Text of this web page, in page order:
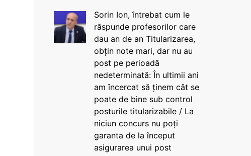
Sorin Ion, întrebat cum le
răspunde profesorilor care
dau an de an Titularizarea,
obțin note mari, dar nu au
post pe perioadă
nedeterminată: În ultimii ani
am încercat să ținem cât se
poate de bine sub control
posturile titularizabile / La
niciun concurs nu poți
garanta de la început
asigurarea unui post